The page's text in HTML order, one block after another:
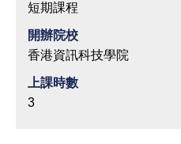
短期課程
開辦院校
香港資訊科技學院
上課時數
3